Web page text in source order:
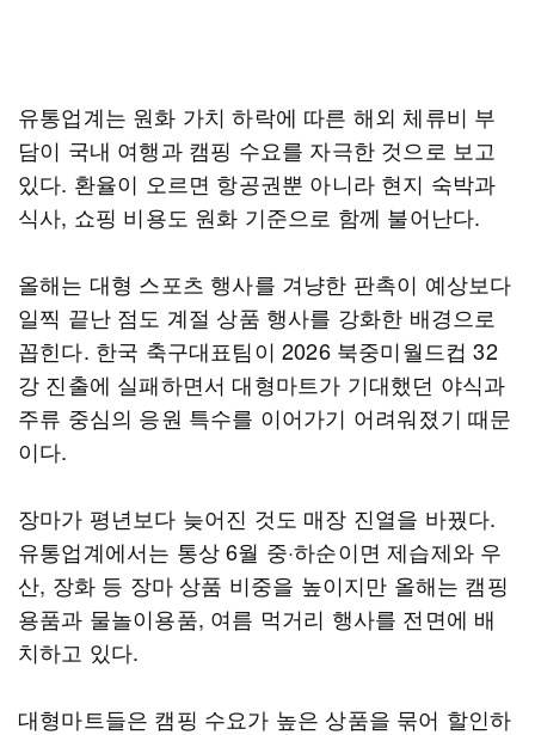
유통업계는 원화 가치 하락에 따른 해외 체류비 부
담이 국내 여행과 캠핑 수요를 자극한 것으로 보고
있다. 환율이 오르면 항공권뿐 아니라 현지 숙박과
식사, 쇼핑 비용도 원화 기준으로 함께 불어난다.
올해는 대형 스포츠 행사를 겨냥한 판촉이 예상보다
일찍 끝난 점도 계절 상품 행사를 강화한 배경으로
꼽힌다. 한국 축구대표팀이 2026 북중미월드컵 32
강 진출에 실패하면서 대형마트가 기대했던 야식과
주류 중심의 응원 특수를 이어가기 어려워졌기 때문
이다.
장마가 평년보다 늦어진 것도 매장 진열을 바꿨다.
유통업계에서는 통상 6월 중·하순이면 제습제와 우
산, 장화 등 장마 상품 비중을 높이지만 올해는 캠핑
용품과 물놀이용품, 여름 먹거리 행사를 전면에 배
치하고 있다.
대형마트들은 캠핑 수요가 높은 상품을 묶어 할인하